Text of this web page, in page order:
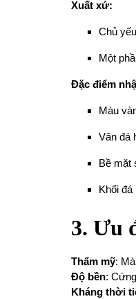
Xuất xứ:
Chủ
Một
Đặc điểm
Màu
Vân đá
Bề mặt
Khối
3. Ưu
Thẩm mỹ:
Độ bền:
Kháng thời